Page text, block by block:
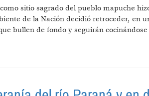
sitio sagrado del pueblo mapuche
de la Nación decidió retroceder, en
bullen de fondo y seguirán